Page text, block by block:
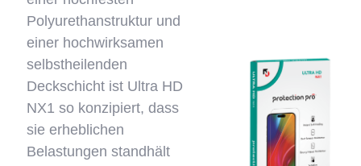
Polyurethanstruktur und
einer hochwirksamen
selbstheilenden
Deckschicht ist Ultra HD
NX1 so konzipiert, dass
sie erheblichen
Belastungen standhält